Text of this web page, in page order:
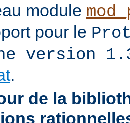
module
pour le
version
.
de la